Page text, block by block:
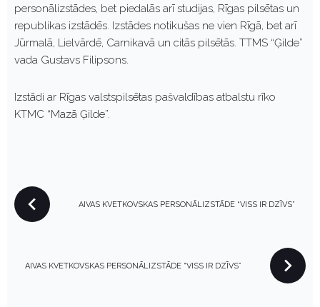
personālizstādes, bet piedalās arī studijas, Rīgas pilsētas un
republikas izstādēs. Izstādes notikušas ne vien Rīgā, bet arī
Jūrmalā, Lielvārdē, Carnikavā un citās pilsētās. TTMS “Ģilde”
vada Gustavs Filipsons.
Izstādi ar Rīgas valstspilsētas pašvaldības atbalstu rīko
KTMC “Mazā Ģilde”.
P
O
N
AIVAS KVETKOVSKAS PERSONĀLIZSTĀDE “VISS IR DZĪVS”
AIVAS KVETKOVSKAS PERSONĀLIZSTĀDE “VISS IR DZĪVS”